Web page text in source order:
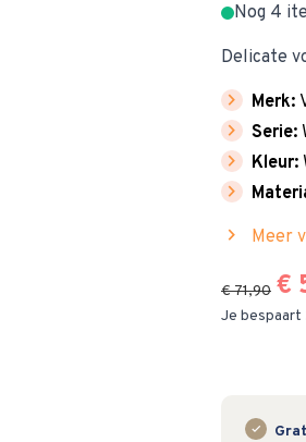
Nog 4
Delicate
chevron_right Merk:
chevron_right Serie:
chevron_right Kleur:
chevron_right
chevron_right Meer
€ 71,90 €
Je bespaart